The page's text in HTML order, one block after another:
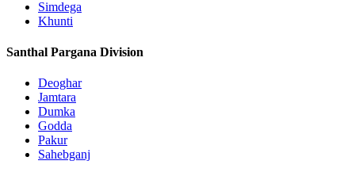
Simdega
Khunti
Santhal Pargana Division
Deoghar
Jamtara
Dumka
Godda
Pakur
Sahebganj